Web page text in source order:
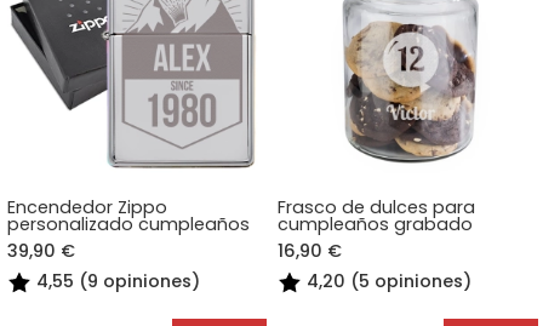
Encendedor Zippo
personalizado cumpleaños
39,90 €
4,55 (9 opiniones)
Frasco de dulces para
cumpleaños grabado
16,90 €
4,20 (5 opiniones)